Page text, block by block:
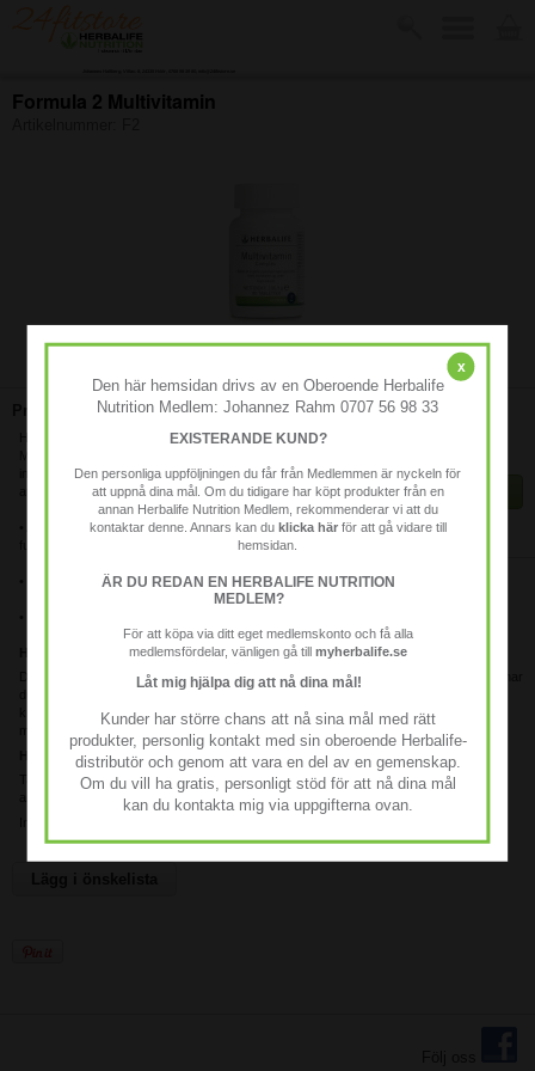
Formula 2 Multivitamin
329 kr
KÖP
Finns i lager
Produktbeskrivning:
Hjälp din kropp på vägen med Formula 2
innehåller hela 17 vitaminer och mineraler och hjälper dig
att uppnå det rekommenderade dagliga intaget.
• A-vitamin, folat, B6, B12 och zink bidrar till ett normalt
• Kalcium och fosfor bidrar till underhållet av normal skeletthälsa och tänder.
Hur kan Formula 2 Multivitaminkomplex hjälpa dig?
Det är viktigt att din dagliga kost består av varierade och balanserade måltider. Men har
du en stressande livsstil och tycker att det är svårt att hitta rätt balans kan du stödja
kroppen med F2 Multivitaminkomplex för att ge kroppen de essentiella vitaminer och
Hur använder du Formula 2 Multivitaminkomplex?
Ta en tablett, tre gånger dagligen i samband med måltid. Produkten kan med fördel
användas tillsammans med Herbalife Formula 1.
x
Den här hemsidan drivs av en Oberoende Herbalife
Nutrition Medlem: Johannez Rahm 0707 56 98 33
EXISTERANDE KUND?
Den personliga uppföljningen du får från Medlemmen är nyckeln för
att uppnå dina mål. Om du tidigare har köpt produkter från en
annan Herbalife Nutrition Medlem, rekommenderar vi att du
kontaktar denne. Annars kan du klicka härför att gå vidare till
hemsidan.
ÄR DU REDAN EN HERBALIFE NUTRITION
MEDLEM?
För att köpa via ditt eget medlemskonto och få alla
medlemsfördelar, vänligen gå till myherbalife.se
Låt mig hjälpa dig att nå dina mål!
Kunder har större chans att nå sina mål med rätt
produkter, personlig kontakt med sin oberoende Herbalife-
distributör och genom att vara en del av en gemenskap.
Om du vill ha gratis, personligt stöd för att nå dina mål
kan du kontakta mig via uppgifterna ovan.